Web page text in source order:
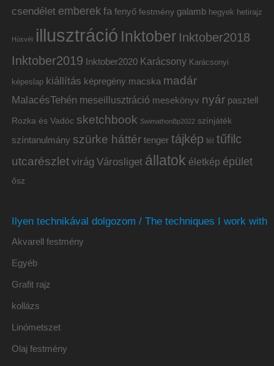
csendélet emberek fa fenyő festmény galamb hegyek hetirajz
Húsvét illusztráció Inktober Inktober2018
Inktober2019 Inktober2020 Karácsony Karácsonyi
képeslap kiállítás képregény macska madár
MalacésTehén meseillusztráció mesekönyv nyár pasztell
Rozka és Vadóc sketchbook SwimathonBp2022 színjáték
színtanulmány szürke háttér tenger tájkép tél tűfilc
utcarészlet virág Városliget állatok életkép épület
ősz
Ilyen technikával dolgozom / The techniques I work with
Akvarell festmény
Egyéb
Grafit rajz
kollázs
Linómetszet
Olaj festmény